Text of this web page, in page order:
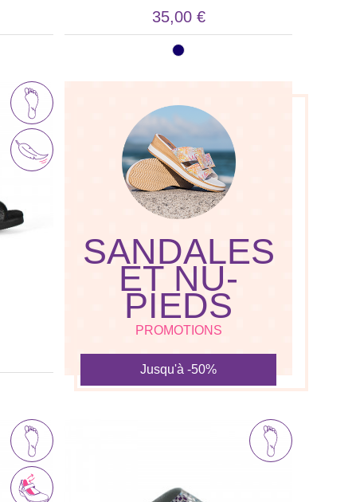
35,00 €
SANDALES
ET NU-
PIEDS
PROMOTIONS
Jusqu'à -50%